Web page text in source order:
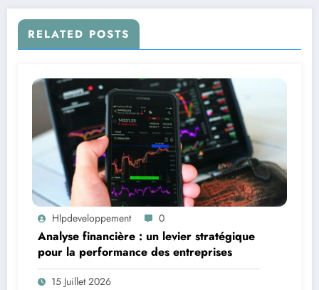
RELATED POSTS
Hlpdeveloppement 0
Analyse financière : un levier stratégique
pour la performance des entreprises
15 Juillet 2026